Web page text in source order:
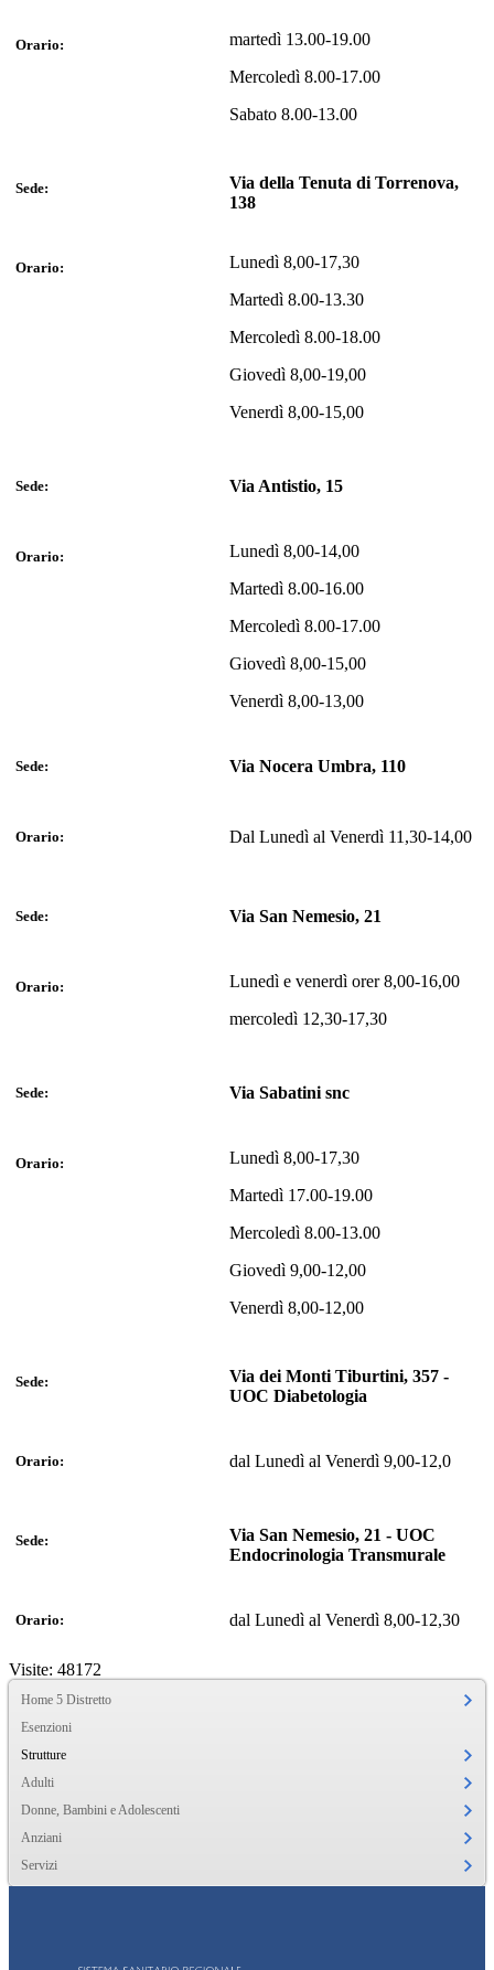
Orario:
martedì 13.00-19.00
Mercoledì 8.00-17.00
Sabato 8.00-13.00
Sede:
Via della Tenuta di Torrenova,
138
Orario:
Lunedì 8,00-17,30
Martedì 8.00-13.30
Mercoledì 8.00-18.00
Giovedì 8,00-19,00
Venerdì 8,00-15,00
Sede: Via Antistio, 15
Orario:
Lunedì 8,00-14,00
Martedì 8.00-16.00
Mercoledì 8.00-17.00
Giovedì 8,00-15,00
Venerdì 8,00-13,00
Sede: Via Nocera Umbra, 110
Orario: Dal Lunedì al Venerdì 11,30-14,00
Sede: Via San Nemesio, 21
Orario:
Lunedì e venerdì orer 8,00-16,00
mercoledì 12,30-17,30
Sede: Via Sabatini snc
Orario:
Lunedì 8,00-17,30
Martedì 17.00-19.00
Mercoledì 8.00-13.00
Giovedì 9,00-12,00
Venerdì 8,00-12,00
Sede:
Via dei Monti Tiburtini, 357 -
UOC Diabetologia
Orario: dal Lunedì al Venerdì 9,00-12,0
Sede:
Via San Nemesio, 21 - UOC
Endocrinologia Transmurale
Orario: dal Lunedì al Venerdì 8,00-12,30
Visite: 48172
Home 5 Distretto
Esenzioni
Strutture
Adulti
Donne, Bambini e Adolescenti
Anziani
Servizi